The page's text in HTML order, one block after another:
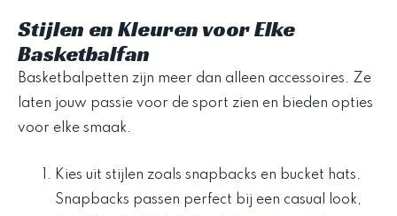
Stijlen en Kleuren voor Elke
Basketbalfan
Basketbalpetten zijn meer dan alleen accessoires. Ze
laten jouw passie voor de sport zien en bieden opties
voor elke smaak.
Kies uit stijlen zoals snapbacks en bucket hats.
Snapbacks passen perfect bij een casual look,